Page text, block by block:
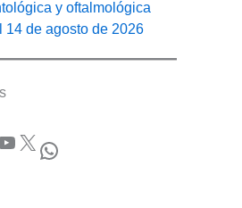
y oftalmológica
14 de agosto de 2026
X WhatsApp